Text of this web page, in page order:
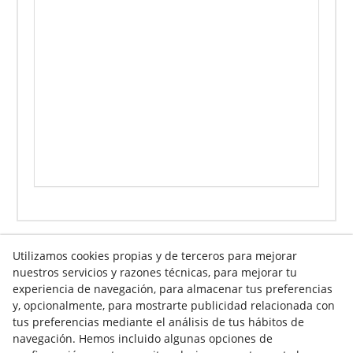
Info venta online
Contacto
Utilizamos cookies propias y de terceros para mejorar
nuestros servicios y razones técnicas, para mejorar tu
experiencia de navegación, para almacenar tus preferencias
y, opcionalmente, para mostrarte publicidad relacionada con
tus preferencias mediante el análisis de tus hábitos de
navegación. Hemos incluido algunas opciones de